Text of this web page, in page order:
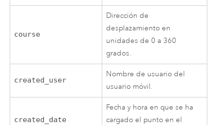
course
Dirección de
desplazamiento en
unidades de 0 a 360
grados.
created_user
Nombre de usuario del
usuario móvil.
created_date
Fecha y hora en que se ha
cargado el punto en el